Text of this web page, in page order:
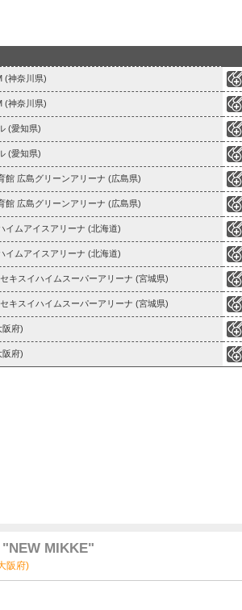
(神奈川県)
(神奈川県)
(愛知県)
(愛知県)
館 広島グリーンアリーナ (広島県)
館 広島グリーンアリーナ (広島県)
イムアイスアリーナ (北海道)
イムアイスアリーナ (北海道)
キスイハイムスーパーアリーナ (宮城県)
キスイハイムスーパーアリーナ (宮城県)
阪府)
阪府)
"NEW MIKKE"
阪府)